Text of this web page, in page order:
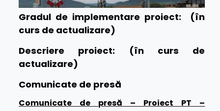
Gradul de implementare proiect: (în
curs de actualizare)
Descriere proiect: (în curs de
actualizare)
Comunicate de presă
Comunicate de presă – Proiect PT –